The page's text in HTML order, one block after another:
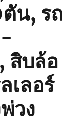
น, รถ
สิบล้อ
เลอร์
วง